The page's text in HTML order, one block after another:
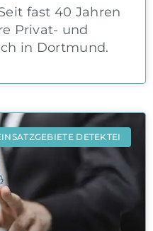
fast 40 Jahren
Privat- und
in Dortmund.
DETEKTEI